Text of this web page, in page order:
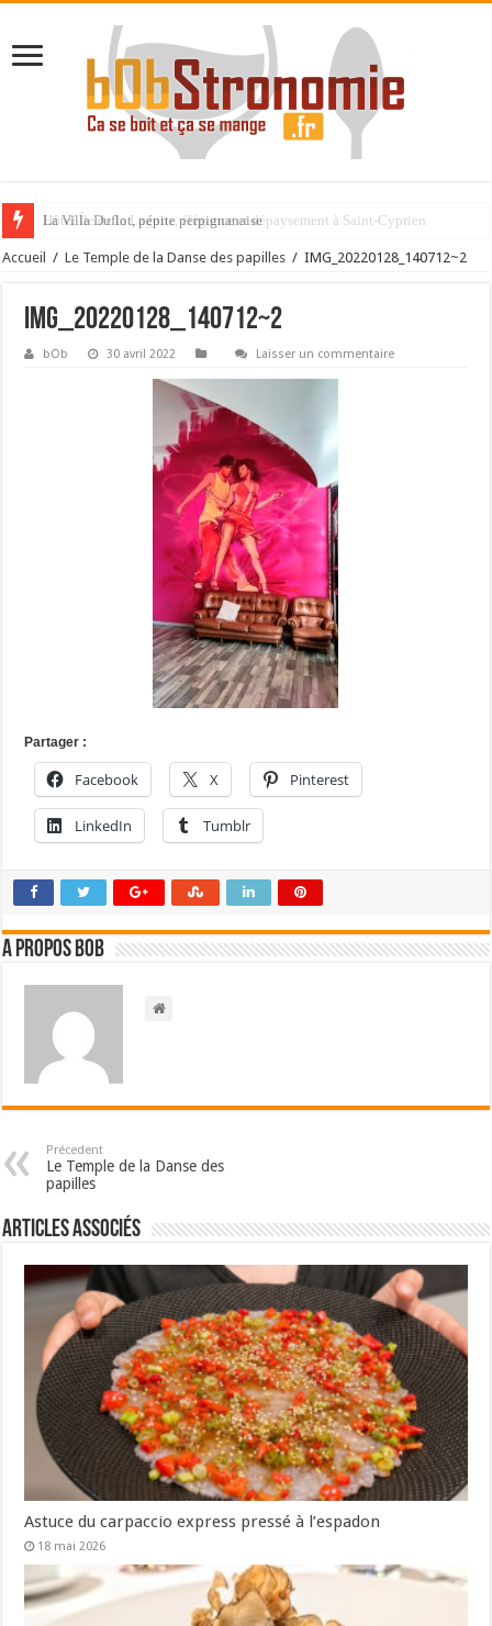
La Villa Duflot, pépite perpignanaise
Accueil / Le Temple de la Danse des papilles / IMG_20220128_140712~2
IMG_20220128_140712~2
bOb 30 avril 2022 Laisser un commentaire
Partager :
Facebook X Pinterest
LinkedIn Tumblr
A propos bOb
Précedent
Le Temple de la Danse des
papilles
Articles associés
Astuce du carpaccio express pressé à l’espadon
18 mai 2026